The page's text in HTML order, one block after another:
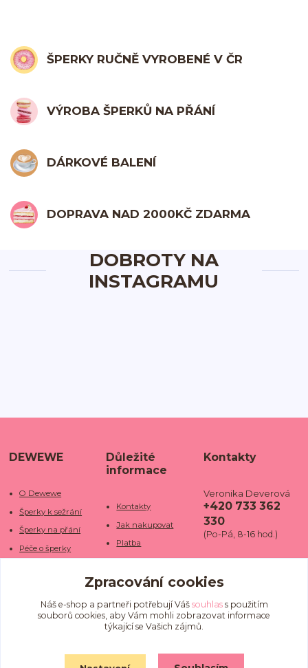
ŠPERKY RUČNĚ VYROBENÉ V ČR
VÝROBA ŠPERKŮ NA PŘÁNÍ
DÁRKOVÉ BALENÍ
DOPRAVA NAD 2000KČ ZDARMA
DOBROTY NA
INSTAGRAMU
DEWEWE
O Dewewe
Šperky k sežrání
Šperky na přání
Péče o šperky
Kamenné obchody
Fotogalerie
Důležité
informace
Kontakty
Jak nakupovat
Platba
Doba dodání
Doprava
Obchodní podmínky
Ochrana osobních
Kontakty
Veronika Deverová
+420 733 362
330
(Po-Pá, 8-16 hod.)
we.cz
Zpracování cookies
Náš e-shop a partneři potřebují Váš souhlass použitím
souborů cookies, aby Vám mohli zobrazovat informace
týkající se Vašich zájmů.